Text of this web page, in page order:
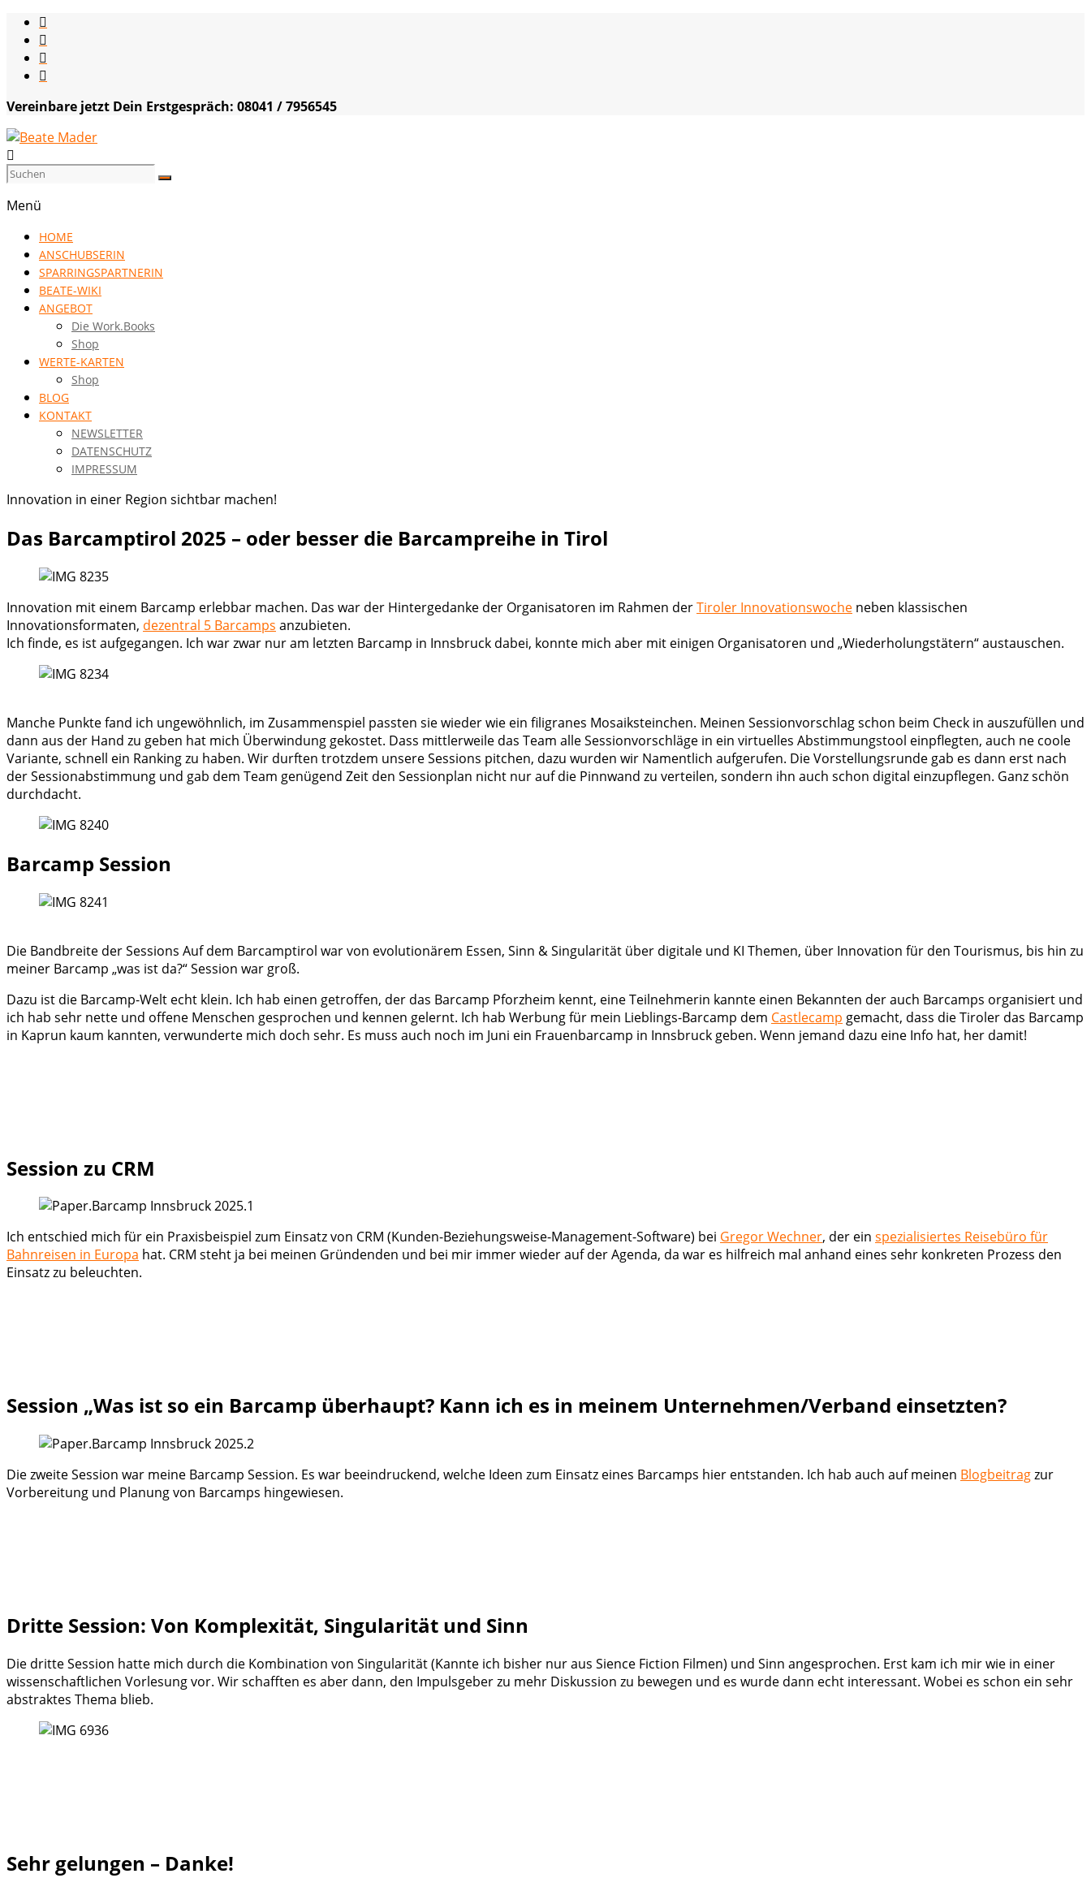
Skip
content
Vereinbare jetzt Dein Erstgespräch: 08041 / 7956545
Beate
Kommunikationsgenialistin
VISION
HOCH
DREI
Menü
HOME
ANSCHUBSERIN
SPARRINGSPARTNERIN
BEATE-WIKI
ANGEBOT
Die Work.Books
Shop
WERTE-KARTEN
Shop
BLOG
KONTAKT
NEWSLETTER
DATENSCHUTZ
IMPRESSUM
Innovation in einer Region sichtbar machen!
Das Barcamptirol 2025 – oder besser die Barcampreihe in Tirol
Innovation mit einem Barcamp erlebbar machen. Das war der Hintergedanke der Organisatoren im Rahmen derTiroler Innovationswoche neben klassischen
Innovationsformaten, dezentral 5 Barcamps anzubieten.
Ich finde, es ist aufgegangen. Ich war zwar nur am letzten Barcamp in Innsbruck dabei, konnte mich aber mit einigen Organisatoren und „Wiederholungstätern“ austauschen.
Manche Punkte fand ich ungewöhnlich, im Zusammenspiel passten sie wieder wie ein filigranes Mosaiksteinchen. Meinen Sessionvorschlag schon beim Check in auszufüllen und
dann aus der Hand zu geben hat mich Überwindung gekostet. Dass mittlerweile das Team alle Sessionvorschläge in ein virtuelles Abstimmungstool einpflegten, auch ne coole
Variante, schnell ein Ranking zu haben. Wir durften trotzdem unsere Sessions pitchen, dazu wurden wir Namentlich aufgerufen. Die Vorstellungsrunde gab es dann erst nach
der Sessionabstimmung und gab dem Team genügend Zeit den Sessionplan nicht nur auf die Pinnwand zu verteilen, sondern ihn auch schon digital einzupflegen. Ganz schön
durchdacht.
Barcamp Session
Die Bandbreite der Sessions Auf dem Barcamptirol war von evolutionärem Essen, Sinn & Singularität über digitale und KI Themen, über Innovation für den Tourismus, bis hin zu
meiner Barcamp „was ist da?“ Session war groß.
Dazu ist die Barcamp-Welt echt klein. Ich hab einen getroffen, der das Barcamp Pforzheim kennt, eine Teilnehmerin kannte einen Bekannten der auch Barcamps organisiert und
ich hab sehr nette und offene Menschen gesprochen und kennen gelernt. Ich hab Werbung für mein Lieblings-Barcamp dem Castlecamp gemacht, dass die Tiroler das Barcamp
in Kaprun kaum kannten, verwunderte mich doch sehr. Es muss auch noch im Juni ein Frauenbarcamp in Innsbruck geben. Wenn jemand dazu eine Info hat, her damit!
Session zu CRM
Ich entschied mich für ein Praxisbeispiel zum Einsatz von CRM (Kunden-Beziehungsweise-Management-Software) bei Gregor Wechner, der ein spezialisiertes Reisebüro für
Bahnreisen in Europa hat. CRM steht ja bei meinen Gründenden und bei mir immer wieder auf der Agenda, da war es hilfreich mal anhand eines sehr konkreten Prozess den
Einsatz zu beleuchten.
Session „Was ist so ein Barcamp überhaupt? Kann ich es in meinem Unternehmen/Verband einsetzten?
Die zweite Session war meine Barcamp Session. Es war beeindruckend, welche Ideen zum Einsatz eines Barcamps hier entstanden. Ich hab auch auf meinen Blogbeitragzur
Vorbereitung und Planung von Barcamps hingewiesen.
Dritte Session: Von Komplexität, Singularität und Sinn
Die dritte Session hatte mich durch die Kombination von Singularität (Kannte ich bisher nur aus Sience Fiction Filmen) und Sinn angesprochen. Erst kam ich mir wie in einer
wissenschaftlichen Vorlesung vor. Wir schafften es aber dann, den Impulsgeber zu mehr Diskussion zu bewegen und es wurde dann echt interessant. Wobei es schon ein sehr
abstraktes Thema blieb.
Sehr gelungen – Danke!